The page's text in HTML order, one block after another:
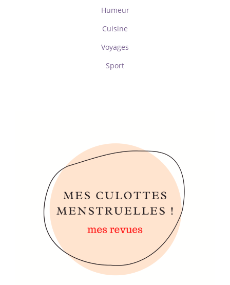
Humeur
Cuisine
Voyages
Sport